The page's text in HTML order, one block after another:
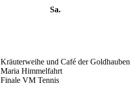
Sa.
Kräuterweihe und Café der Goldhauben
Maria Himmelfahrt
Finale VM Tennis